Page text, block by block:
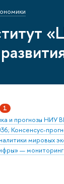
1
и прогнозы НИУ
Консенсус-
мировых
— мониторинг